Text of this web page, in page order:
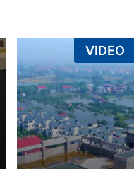
VIDEO